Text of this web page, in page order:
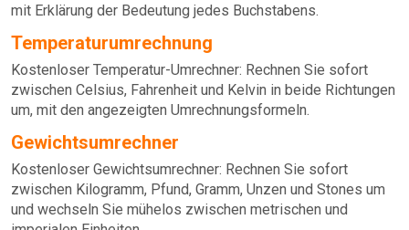
mit Erklärung der Bedeutung jedes Buchstabens.
Temperaturumrechnung
Kostenloser Temperatur-Umrechner: Rechnen Sie sofort
zwischen Celsius, Fahrenheit und Kelvin in beide Richtungen
um, mit den angezeigten Umrechnungsformeln.
Gewichtsumrechner
Kostenloser Gewichtsumrechner: Rechnen Sie sofort
zwischen Kilogramm, Pfund, Gramm, Unzen und Stones um
und wechseln Sie mühelos zwischen metrischen und